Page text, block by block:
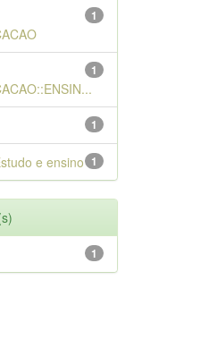
1
1
1
1
e ensino
1